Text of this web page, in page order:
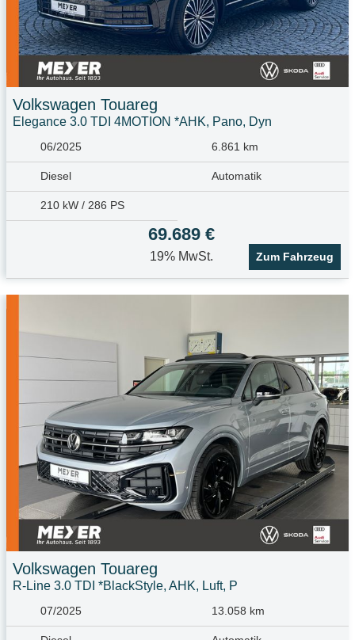
Volkswagen Touareg
Elegance 3.0 TDI 4MOTION *AHK, Pano, Dyn
06/2025 6.861 km
Diesel Automatik
210 kW / 286 PS
69.689 €
19% MwSt. Zum Fahrzeug
Volkswagen Touareg
R-Line 3.0 TDI *BlackStyle, AHK, Luft, P
07/2025 13.058 km